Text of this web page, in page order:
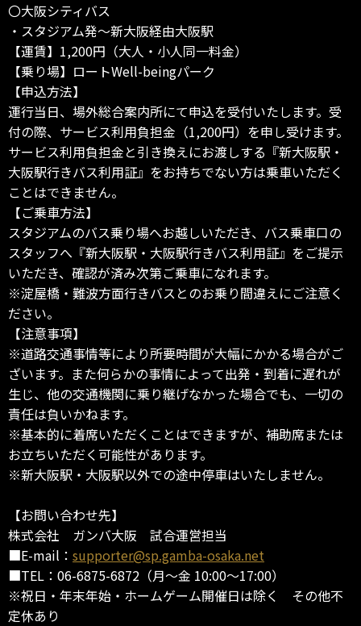
〇大阪シティバス
・スタジアム発～新大阪経由大阪駅
【運賃】1,200円（大人・小人同一料金）
【乗り場】ロートWell-beingパーク
【申込方法】
運行当日、場外総合案内所にて申込を受付いたします。受
付の際、サービス利用負担金（1,200円）を申し受けます。
サービス利用負担金と引き換えにお渡しする『新大阪駅・
大阪駅行きバス利用証』をお持ちでない方は乗車いただく
ことはできません。
【ご乗車方法】
スタジアムのバス乗り場へお越しいただき、バス乗車口の
スタッフへ『新大阪駅・大阪駅行きバス利用証』をご提示
いただき、確認が済み次第ご乗車になれます。
※淀屋橋・難波方面行きバスとのお乗り間違えにご注意く
ださい。
【注意事項】
※道路交通事情等により所要時間が大幅にかかる場合がご
ざいます。また何らかの事情によって出発・到着に遅れが
生じ、他の交通機関に乗り継げなかった場合でも、一切の
責任は負いかねます。
※基本的に着席いただくことはできますが、補助席または
お立ちいただく可能性があります。
※新大阪駅・大阪駅以外での途中停車はいたしません。
【お問い合わせ先】
株式会社 ガンバ大阪 試合運営担当
■E-mail： supporter@sp.gamba-osaka.net
■TEL：06-6875-6872（月～金 10:00～17:00）
※祝日・年末年始・ホームゲーム開催日は除く その他不
定休あり